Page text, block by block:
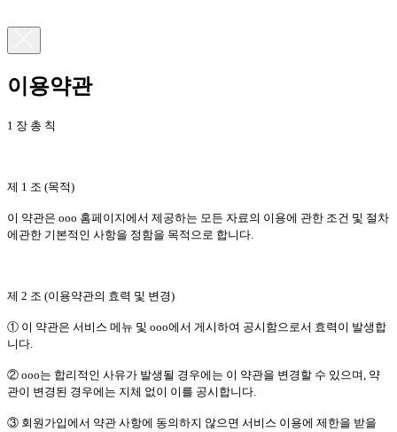
이용약관
1 장 총 칙
제 1 조 (목적)
이 약관은 ooo 홈페이지에서 제공하는 모든 자료의 이용에 관한 조건 및 절차
에관한 기본적인 사항을 정함을 목적으로 합니다.
제 2 조 (이용약관의 효력 및 변경)
① 이 약관은 서비스 메뉴 및 ooo에서 게시하여 공시함으로서 효력이 발생합
니다.
② ooo는 합리적인 사유가 발생될 경우에는 이 약관을 변경할 수 있으며, 약
관이 변경된 경우에는 지체 없이 이를 공시합니다.
③ 회원가입에서 약관 사항에 동의하지 않으면 서비스 이용에 제한을 받을